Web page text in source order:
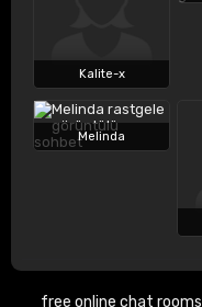
Kalite-x
Melinda
free online chat rooms